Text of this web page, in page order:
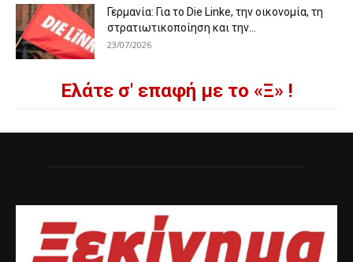
Γερμανία: Για το Die Linke, την οικονομία, τη
στρατιωτικοποίηση και την...
23/07/2026
Ελάτε σ' επαφή με το «Ξ» !